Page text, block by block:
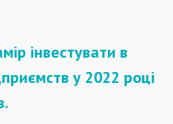
інвестувати в
у 2022 році